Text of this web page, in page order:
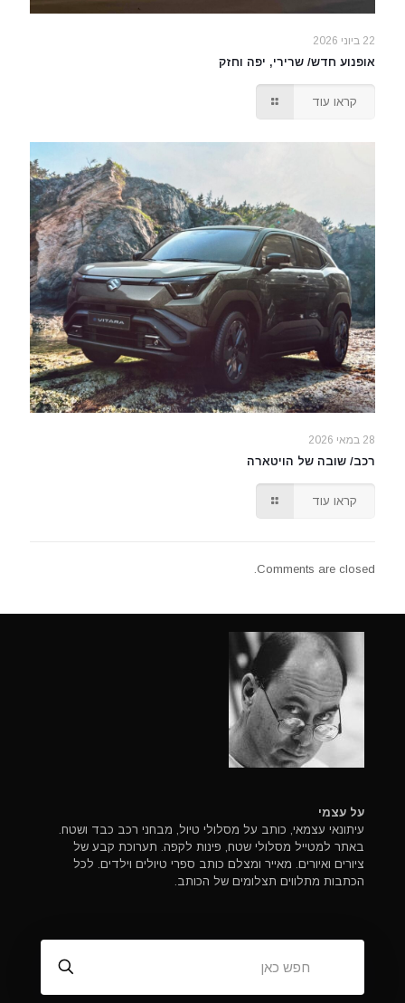
22 ביוני 2026
אופנוע חדש/ שרירי, יפה וחזק
קראו עוד
28 במאי 2026
רכב/ שובה של הויטארה
קראו עוד
Comments are closed.
על עצמי
עיתונאי עצמאי, כותב על מסלולי טיול, מבחני רכב כבד ושטח.
באתר למטייל מסלולי שטח, פינות לקפה. תערוכת קבע של
ציורים ואיורים. מאייר ומצלם כותב ספרי טיולים וילדים. לכל
הכתבות מתלווים תצלומים של הכותב.